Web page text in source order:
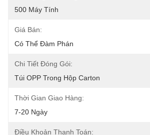
500 Máy Tính
Giá Bán:
Có Thể Đàm Phán
Chi Tiết Đóng Gói:
Túi OPP Trong Hộp Carton
Thời Gian Giao Hàng:
7-20 Ngày
Điều Khoản Thanh Toán: